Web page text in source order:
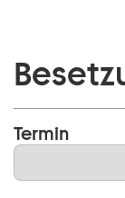
Termin